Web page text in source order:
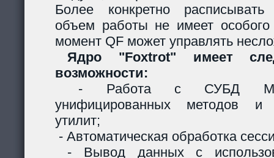
Более конкретно
объем работы не имеет
момент QF может управлять
Ядро "Foxtrot" имеет
возможности:
- Работа с СУБД
унифицированных методов и
утилит;
- Автоматическая обработка
- Вывод данных с